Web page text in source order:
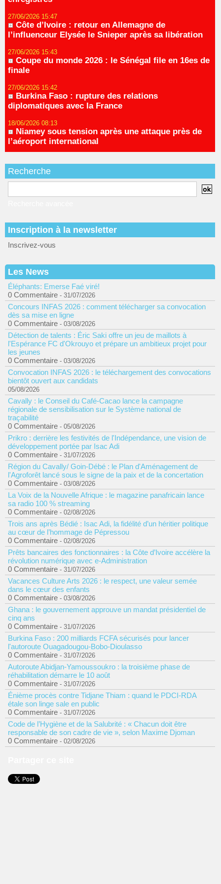
27/06/2026 15:47
Côte d’Ivoire : retour en Allemagne de
l’influenceur Elysée le Snieper après sa libération
27/06/2026 15:43
Coupe du monde 2026 : le Sénégal file en 16es de
finale
27/06/2026 15:42
Burkina Faso : rupture des relations
diplomatiques avec la France
18/06/2026 08:13
Niamey sous tension après une attaque près de
l’aéroport international
Recherche
Inscription à la newsletter
Inscrivez-vous
Les News
Éléphants: Emerse Faé viré!
0 Commentaire - 31/07/2026
Concours INFAS 2026 : comment télécharger sa convocation
dès sa mise en ligne
0 Commentaire - 03/08/2026
Détection de talents : Éric Saki offre un jeu de maillots à
l'Espérance FC d'Okrouyo et prépare un ambitieux projet pour
les jeunes
0 Commentaire - 03/08/2026
Convocation INFAS 2026 : le téléchargement des convocations
bientôt ouvert aux candidats
05/08/2026
Cavally : le Conseil du Café-Cacao lance la campagne
régionale de sensibilisation sur le Système national de
traçabilité
0 Commentaire - 05/08/2026
Prikro : derrière les festivités de l'Indépendance, une vision de
développement portée par Isac Adi
0 Commentaire - 31/07/2026
Région du Cavally/ Goin-Débé : le Plan d'Aménagement de
l'Agroforêt lancé sous le signe de la paix et de la concertation
0 Commentaire - 03/08/2026
La Voix de la Nouvelle Afrique : le magazine panafricain lance
sa radio 100 % streaming
0 Commentaire - 02/08/2026
Trois ans après Bédié : Isac Adi, la fidélité d’un héritier politique
au cœur de l’hommage de Pépressou
0 Commentaire - 02/08/2026
Prêts bancaires des fonctionnaires : la Côte d’Ivoire accélère la
révolution numérique avec e-Administration
0 Commentaire - 31/07/2026
Vacances Culture Arts 2026 : le respect, une valeur semée
dans le cœur des enfants
0 Commentaire - 03/08/2026
Ghana : le gouvernement approuve un mandat présidentiel de
cinq ans
0 Commentaire - 31/07/2026
Burkina Faso : 200 milliards FCFA sécurisés pour lancer
l'autoroute Ouagadougou-Bobo-Dioulasso
0 Commentaire - 31/07/2026
Autoroute Abidjan-Yamoussoukro : la troisième phase de
réhabilitation démarre le 10 août
0 Commentaire - 31/07/2026
Énième procès contre Tidjane Thiam : quand le PDCI-RDA
étale son linge sale en public
0 Commentaire - 31/07/2026
Code de l’Hygiène et de la Salubrité : « Chacun doit être
responsable de son cadre de vie », selon Maxime Djoman
0 Commentaire - 02/08/2026